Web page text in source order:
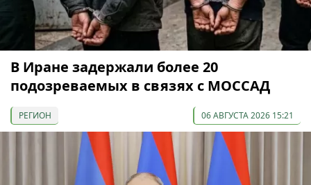
В Иране задержали более 20
подозреваемых в связях с МОССАД
РЕГИОН 06 АВГУСТА 2026 15:21